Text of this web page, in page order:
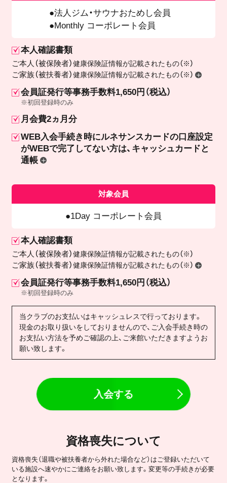
法人ジム・サウナおためし会員
Monthly コーポレート会員
本人確認書類
ご本人（被保険者）健康保険証情報が記載されたもの（※）
ご家族（被扶養者）健康保険証情報が記載されたもの（※）
会員証発行等事務手数料1,650円（税込）
※初回登録時のみ
月会費2ヵ月分
WEB入会手続き時にルネサンスカードの口座設定
がWEBで完了してない方は、キャッシュカードと
通帳
対象会員
1Day コーポレート会員
本人確認書類
ご本人（被保険者）健康保険証情報が記載されたもの（※）
ご家族（被扶養者）健康保険証情報が記載されたもの（※）
会員証発行等事務手数料1,650円（税込）
※初回登録時のみ
当クラブのお支払いはキャッシュレスで行っております。
現金のお取り扱いをしておりませんので、ご入会手続き時の
お支払い方法を予めご確認の上、ご来館いただきますようお
願い致します。
入会する
資格喪失について
資格喪失（退職や被扶養者から外れた場合など）はご登録いただいて
いる施設へ速やかにご連絡をお願い致します。変更等の手続きが必要
となります。